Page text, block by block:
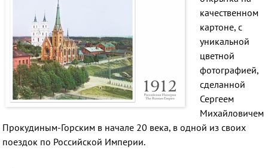
качественном
картоне, с
уникальной
цветной
фотографией,
сделанной
Сергеем
Михайловичем
Прокудиным-Горским в начале 20 века, в одной из своих
поездок по Российской Империи.